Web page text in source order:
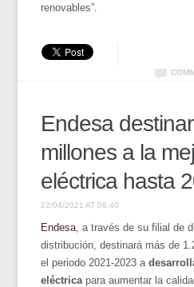
renovables”.
Endesa
millones a la
eléctrica hasta
22/04/2021 AT 08:40
Endesa , a través de su filial de
distribución, destinará más de
el periodo 2021-2023 a
eléctrica para aumentar la